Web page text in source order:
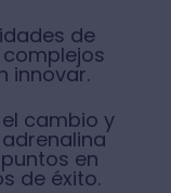
de
innovar.
cambio y
en
de éxito.